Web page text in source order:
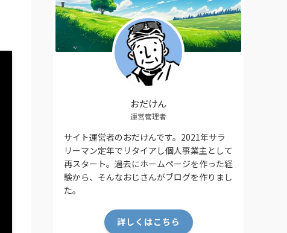
おだけん
運営管理者
サイト運営者のおだけんです。2021年サラ
リーマン定年でリタイアし個人事業主として
再スタート。過去にホームページを作った経
験から、そんなおじさんがブログを作りまし
た。
詳しくはこちら